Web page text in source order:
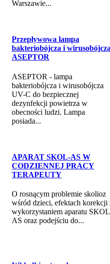
Warszawie...
Przepływowa lampa
bakteriobójcza i wirusobójcza
ASEPTOR
ASEPTOR - lampa
bakteriobójcza i wirusobójcza
UV-C do bezpiecznej
dezynfekcji powietrza w
obecności ludzi. Lampa
posiada...
APARAT SKOL-AS W
CODZIENNEJ PRACY
TERAPEUTY
O rosnącym problemie skolioz
wśród dzieci, efektach korekcji
wykorzystaniem aparatu
AS oraz podejściu do...